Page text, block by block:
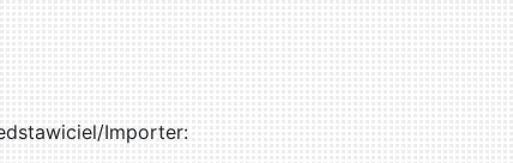
Importer: